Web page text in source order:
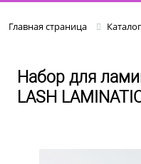
Главная страница
Набор для
LASH